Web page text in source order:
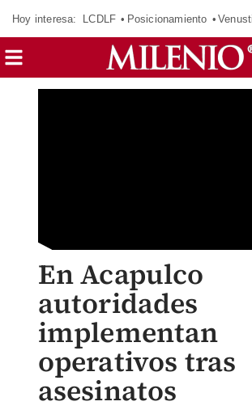
Hoy interesa: LCDLF Posicionamiento
En Acapulco
autoridades
implementan
operativos tras
asesinatos